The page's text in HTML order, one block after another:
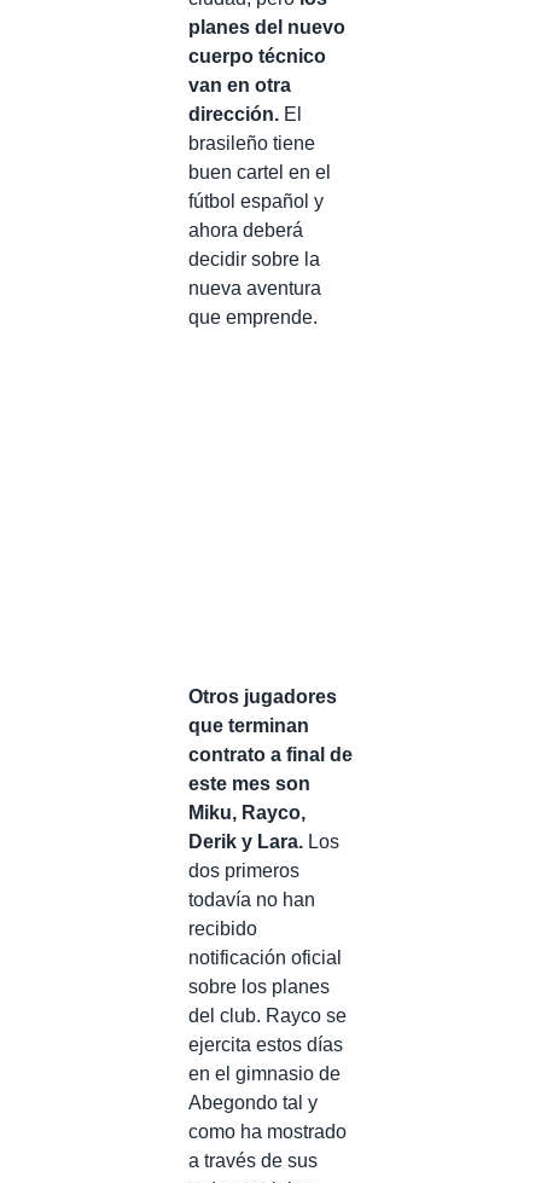
planes del nuevo
cuerpo técnico
van en otra
dirección. El
brasileño tiene
buen cartel en el
fútbol español y
ahora deberá
decidir sobre la
nueva aventura
que emprende.
Otros jugadores
que terminan
contrato a final de
este mes son
Miku, Rayco,
Derik y Lara. Los
dos primeros
todavía no han
recibido
notificación oficial
sobre los planes
del club. Rayco se
ejercita estos días
en el gimnasio de
Abegondo tal y
como ha mostrado
a través de sus